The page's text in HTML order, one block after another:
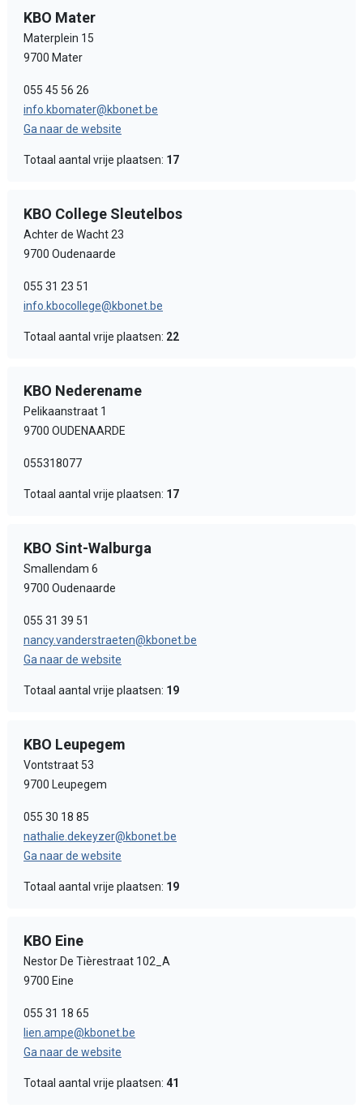
KBO Mater
Materplein 15
9700 Mater
055 45 56 26
info.kbomater@kbonet.be
Ga naar de website
Totaal aantal vrije plaatsen: 17
KBO College Sleutelbos
Achter de Wacht 23
9700 Oudenaarde
055 31 23 51
info.kbocollege@kbonet.be
Totaal aantal vrije plaatsen: 22
KBO Nederename
Pelikaanstraat 1
9700 OUDENAARDE
055318077
Totaal aantal vrije plaatsen: 17
KBO Sint-Walburga
Smallendam 6
9700 Oudenaarde
055 31 39 51
nancy.vanderstraeten@kbonet.be
Ga naar de website
Totaal aantal vrije plaatsen: 19
KBO Leupegem
Vontstraat 53
9700 Leupegem
055 30 18 85
nathalie.dekeyzer@kbonet.be
Ga naar de website
Totaal aantal vrije plaatsen: 19
KBO Eine
Nestor De Tièrestraat 102_A
9700 Eine
055 31 18 65
lien.ampe@kbonet.be
Ga naar de website
Totaal aantal vrije plaatsen: 41